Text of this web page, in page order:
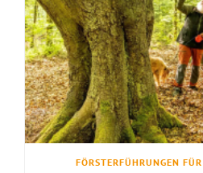
FÖRSTERFÜHRUNGEN